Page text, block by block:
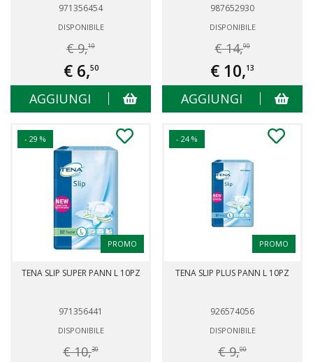
971356454
DISPONIBILE
€ 9,10
€ 6,50
AGGIUNGI
987652930
DISPONIBILE
€ 14,90
€ 10,13
AGGIUNGI
- 29 %
PROMO
TENA SLIP SUPER PANN L 10PZ
971356441
DISPONIBILE
€ 10,30
- 24 %
PROMO
TENA SLIP PLUS PANN L 10PZ
926574056
DISPONIBILE
€ 9,00